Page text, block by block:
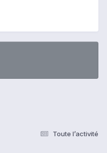
Toute l’activité